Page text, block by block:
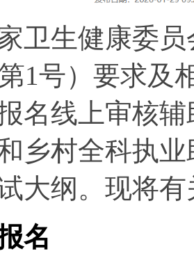
卫生健康委
第1号）要求
名线上审核
乡村全科执
大纲。现将
名